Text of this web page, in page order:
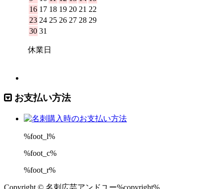
お支払い方法
%foot_l%
%foot_c%
%foot_r%
Copyright © 名刺広芸アンドユー%copyright%